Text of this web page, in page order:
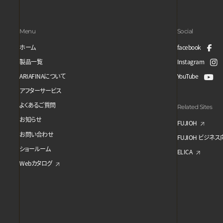
Menu
ホーム
製品一覧
ARIAFINAについて
アフターサービス
よくあるご質問
お知らせ
お問い合わせ
ショールーム
Webカタログ
Social
facebook
Instagram
YouTube
Related Sites
FUJIOH
FUJIOH ビジネス
ELICA